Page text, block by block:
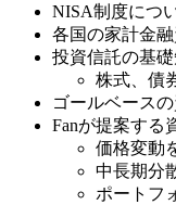
NISA制度につ
各国の家計金
投資信託の基
株式、債
ゴールベース
Fanが提案する
価格変動
中長期分
ポートフ